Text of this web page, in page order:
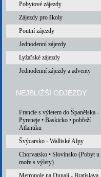
Pobytové zájezdy
Zájezdy pro školy
Poutní zájezdy
Jednodenní zájezdy
Lyžařské zájezdy
Jednodenní zájezdy a adventy
NEJBLIŽŠÍ ODJEZDY
Francie s výletem do Španělska -
Pyreneje • Baskicko • pobřeží
Atlantiku
Švýcarsko - Walliské Alpy
Chorvatsko • Slovinsko (Pobyt u
moře s výlety)
Metropole na Dunaji - Bratislava,